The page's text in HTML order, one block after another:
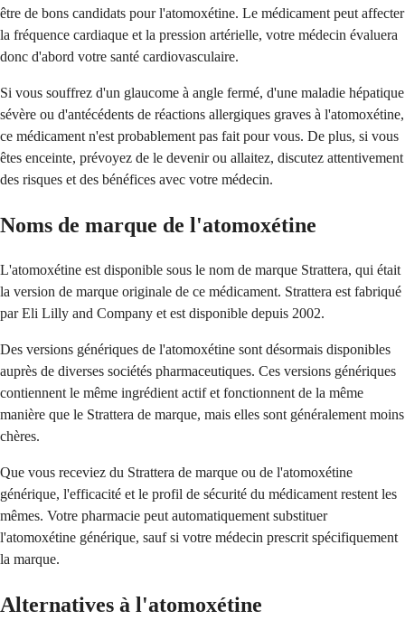
être de bons candidats pour l'atomoxétine. Le médicament peut affecter
la fréquence cardiaque et la pression artérielle, votre médecin évaluera
donc d'abord votre santé cardiovasculaire.
Si vous souffrez d'un glaucome à angle fermé, d'une maladie hépatique
sévère ou d'antécédents de réactions allergiques graves à l'atomoxétine,
ce médicament n'est probablement pas fait pour vous. De plus, si vous
êtes enceinte, prévoyez de le devenir ou allaitez, discutez attentivement
des risques et des bénéfices avec votre médecin.
Noms de marque de l'atomoxétine
L'atomoxétine est disponible sous le nom de marque Strattera, qui était
la version de marque originale de ce médicament. Strattera est fabriqué
par Eli Lilly and Company et est disponible depuis 2002.
Des versions génériques de l'atomoxétine sont désormais disponibles
auprès de diverses sociétés pharmaceutiques. Ces versions génériques
contiennent le même ingrédient actif et fonctionnent de la même
manière que le Strattera de marque, mais elles sont généralement moins
chères.
Que vous receviez du Strattera de marque ou de l'atomoxétine
générique, l'efficacité et le profil de sécurité du médicament restent les
mêmes. Votre pharmacie peut automatiquement substituer
l'atomoxétine générique, sauf si votre médecin prescrit spécifiquement
la marque.
Alternatives à l'atomoxétine